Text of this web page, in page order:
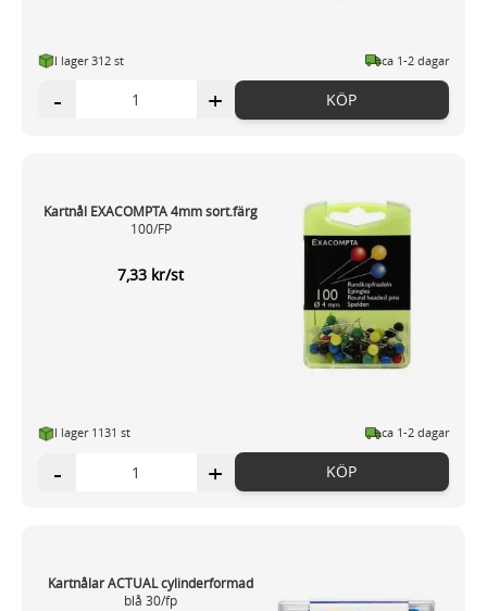
I lager 312 st ca 1-2 dagar
- + KÖP
Kartnål EXACOMPTA 4mm sort.färg
100/FP
7,33 kr/st
I lager 1131 st ca 1-2 dagar
- + KÖP
Kartnålar ACTUAL cylinderformad
blå 30/fp